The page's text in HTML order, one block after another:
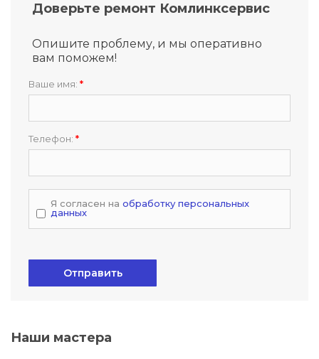
Доверьте ремонт Комлинксервис
Опишите проблему, и мы оперативно
вам поможем!
Ваше имя: *
Телефон: *
Я согласен на обработку персональных
данных
Отправить
Наши мастера